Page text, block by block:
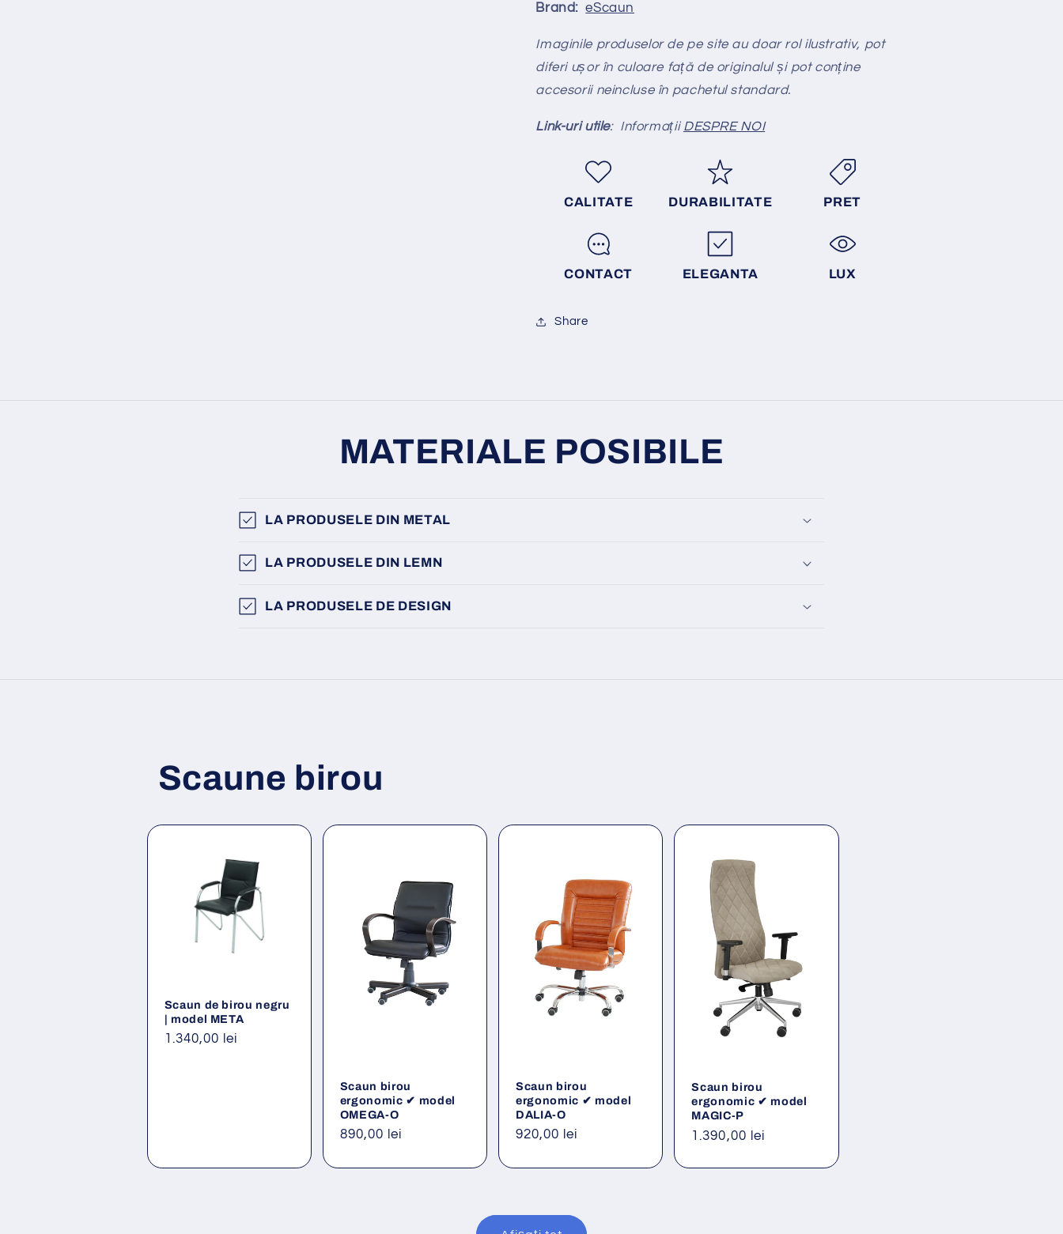
Brand:eScaun
Imaginile produselor de pe site au doar rol ilustrativ, pot
diferi ușor în culoare față de originalul și pot conține
accesorii neincluse în pachetul standard.
Link-uri utile: Informații DESPRE NOI
CALITATE DURABILITATE PRET
CONTACT ELEGANTA LUX
Share
MATERIALE POSIBILE
LA PRODUSELE DIN METAL
LA PRODUSELE DIN LEMN
LA PRODUSELE DE DESIGN
Scaune birou
Scaun de birou negru
| model META
Preț
1.340,00 lei
Scaun birou
ergonomic ✔ model
OMEGA-O
Preț
890,00 lei
Scaun birou
ergonomic ✔ model
DALIA-O
Preț
920,00 lei
Scaun birou
ergonomic ✔ model
MAGIC-P
Preț
1.390,00 lei